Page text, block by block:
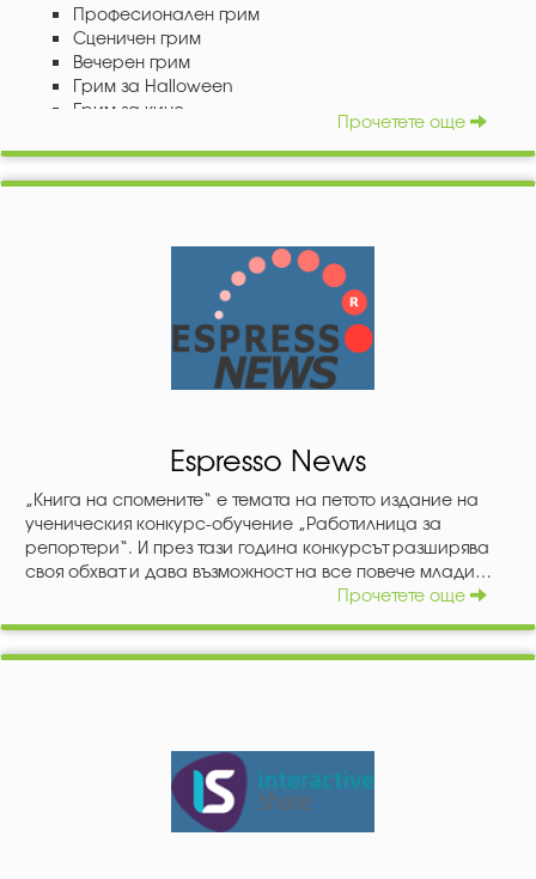
Професионален грим
Сценичен грим
Вечерен грим
Грим за Halloween
Грим за кино
Грим зомбита
Бодиарт
Прочетете още
Espresso News
„Книга на спомените“ е темата на петото издание на
ученическия конкурс-обучение „Работилница за
репортери“. И през тази година конкурсът разширява
своя обхват и дава възможност на все повече млади
таланти да се включат в него. Кариерно ориентиране и
досег до журналистическата професия ще получат
територията на 12 общини от Западна България.
творчески задачи, включени в тазгодишното издание на
покажат своя талант пред широка публика, могат да се
регистрират онлайн до 23 февруари ТУК. Ментори на
Прочетете още